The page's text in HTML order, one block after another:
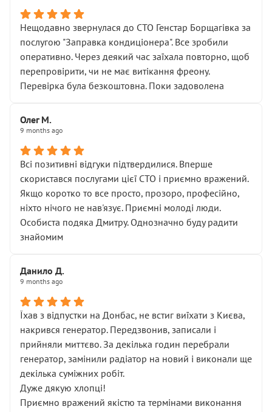
Нещодавно звернулася до СТО Генстар Борщагівка за
послугою "Заправка кондиціонера". Все зробили
оперативно. Через деякий час заїхала повторно, щоб
перепровірити, чи не має витікання фреону.
Перевірка була безкоштовна. Поки задоволена
Олег М.
9 months ago
Всі позитивні відгуки підтвердилися. Вперше
скористався послугами цієї СТО і приємно вражений.
Якщо коротко то все просто, прозоро, професійно,
ніхто нічого не нав'язує. Приємні молоді люди.
Особиста подяка Дмитру. Однозначно буду радити
знайомим
Данило Д.
9 months ago
Їхав з відпустки на Донбас, не встиг виїхати з Києва,
накрився генератор. Передзвонив, записали і
прийняли миттєво. За декілька годин перебрали
генератор, замінили радіатор на новий і виконали ще
декілька суміжних робіт.
Дуже дякую хлопці!
Приємно вражений якістю та термінами виконання